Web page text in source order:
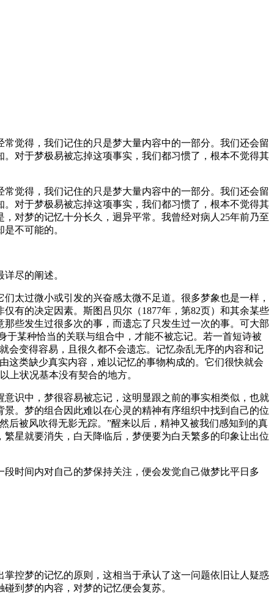
觉得，我们记住的只是梦大量内容中的一部分。我们还会留
对于梦极易被忘掉这项事实，我们都习惯了，根本不觉得其
觉得，我们记住的只是梦大量内容中的一部分。我们还会留
对于梦极易被忘掉这项事实，我们都习惯了，根本不觉得其
对梦的记忆十分长久，迥异平常。我曾经对病人25年前乃至
不可能的。
尽的阐述。
太过微小或引发的兴奋感太微不足道。很多梦象也是一样，
有的决定因素。斯图吕贝尔（1877年，第82页）和其余某些
些发生过很多次的事，而遗忘了只发生过一次的事。可大部
某种恰当的关联与组合中，才能不被忘记。若一首短诗被
会变得容易，且很久都不会遗忘。记忆杂乱无序的内容和记
这类缺少真实内容，难以记忆的事物构成的。它们很快就会
上状况基本没有契合的地方。
识中，梦很容易被忘记，这明显跟之前的事实相类似，也就
。梦的组合因此难以在心灵的精神有序组织中找到自己的位
后被风吹得无影无踪。”醒来以后，精神又被我们感知到的真
星就要消失，白天降临后，梦便要为白天繁多的印象让出位
时间内对自己的梦保持关注，便会发觉自己做梦比平日多
控梦的记忆的原则，这相当于承认了这一问题依旧让人疑惑
到梦的内容，对梦的记忆便会复苏。